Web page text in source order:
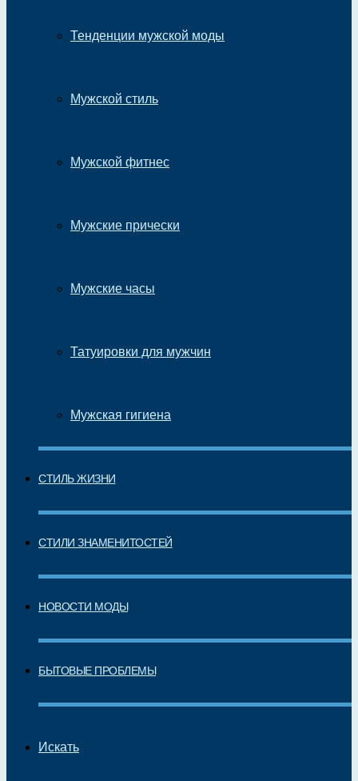
Тенденции мужской моды
Мужской стиль
Мужской фитнес
Мужские прически
Мужские часы
Татуировки для мужчин
Мужская гигиена
СТИЛЬ ЖИЗНИ
СТИЛИ ЗНАМЕНИТОСТЕЙ
НОВОСТИ МОДЫ
БЫТОВЫЕ ПРОБЛЕМЫ
Искать